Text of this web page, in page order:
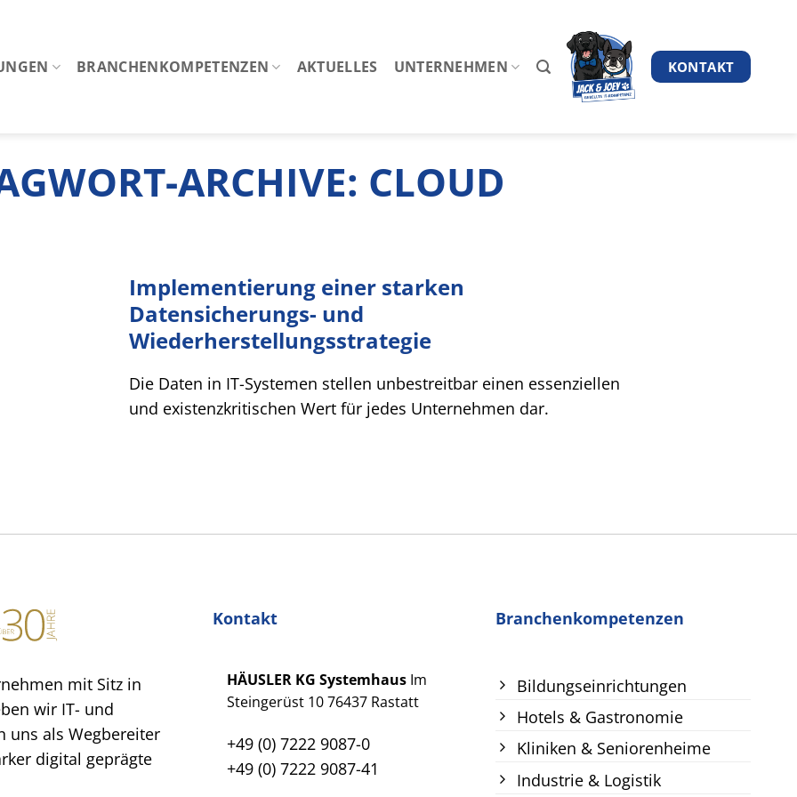
BRANCHENKOMPETENZEN AKTUELLES UNTERNEHMEN KONTAKT
ARCHIVE: CLOUD
Implementierung einer starken
Datensicherungs- und
Wiederherstellungsstrategie
Die Daten in IT-Systemen stellen unbestreitbar einen essenziellen
und existenzkritischen Wert für jedes Unternehmen dar.
mit Sitz in
wir IT- und
uns als Wegbereiter
digital geprägte
Kontakt
HÄUSLER KG Systemhaus Im
Steingerüst 10 76437 Rastatt
+49 (0) 7222 9087-0
+49 (0) 7222 9087-41
Branchenkompetenzen
Bildungseinrichtungen
Hotels & Gastronomie
Kliniken & Seniorenheime
Industrie & Logistik